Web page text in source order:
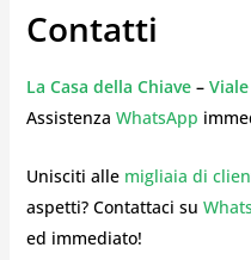
Contatti
La Casa della Chiave–
Assistenza WhatsApp
Unisciti alle migliaia di
aspetti? Contattaci su
ed immediato!